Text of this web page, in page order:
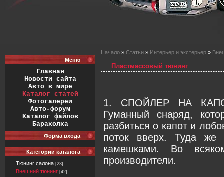
Меню
Главная
Новости сайта
Авто в мире
Каталог статей
Фотогалереи
Авто-форум
Каталог файлов
Барахолка
Форма входа
Категории каталога
Тюнинг салона [23]
Внешний тюнинг [42]
Начало » Статьи » Интерьер и экстерьер »
Пластмассовый тюнинг
1. СПОЙЛЕР НА
Гуманный снаряд,
разбиться о капот и
поток вверх. Туда
камешками. Во
производители.